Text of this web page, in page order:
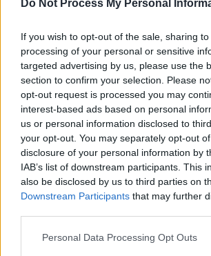
Do Not Process My Personal
If you wish to opt-out of the sale, sharing
processing of your personal or sensitive
targeted advertising by us, please use the
section to confirm your selection. Please
opt-out request is processed you may
interest-based ads based on personal
us or personal information disclosed to
your opt-out. You may separately opt-out
disclosure of your personal information by
IAB’s list of downstream participants. This
also be disclosed by us to third parties on
Downstream Participants that may further
Please note that this website/app uses one
Personal Data Processing Opt Outs
πριν από λίγη ώραστην
συγκεκριμένα στον
Σοφίας.Φορτηγό έπεσε πάνω
χωρίς, ευτυχώς, να
υπάλληλος αλλά και μία
εκείνη τη στιγμή.
Ειδικότερα, το περιστατικό
λίγο πριν τις 9:30 το πρωί της
Μαΐου. Ο οδηγός τους
κινούταν στον πεζόδρομο,
επιχείρησε να αποφύγει άλλο
ωστόσο, με τον ελιγμό του